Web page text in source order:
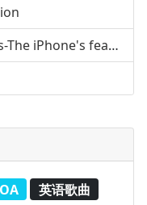
经济学人音频版 Unit12:Briefings-The iPhone's features
英语歌曲